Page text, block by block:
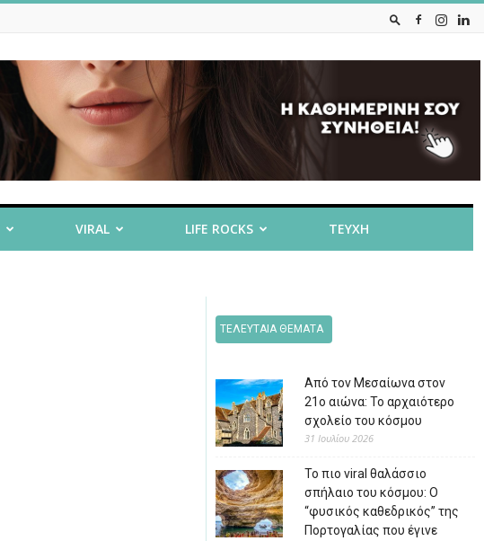
VIRAL LIFE ROCKS ΤΕΥΧΗ
ΤΕΛΕΥΤΑΙΑ ΘΕΜΑΤΑ
Από τον Μεσαίωνα στον
21ο αιώνα: Το αρχαιότερο
σχολείο του κόσμου
31 Ιουλίου 2026
Το πιο viral θαλάσσιο
σπήλαιο του κόσμου: Ο
“φυσικός καθεδρικός” της
Πορτογαλίας που έγινε